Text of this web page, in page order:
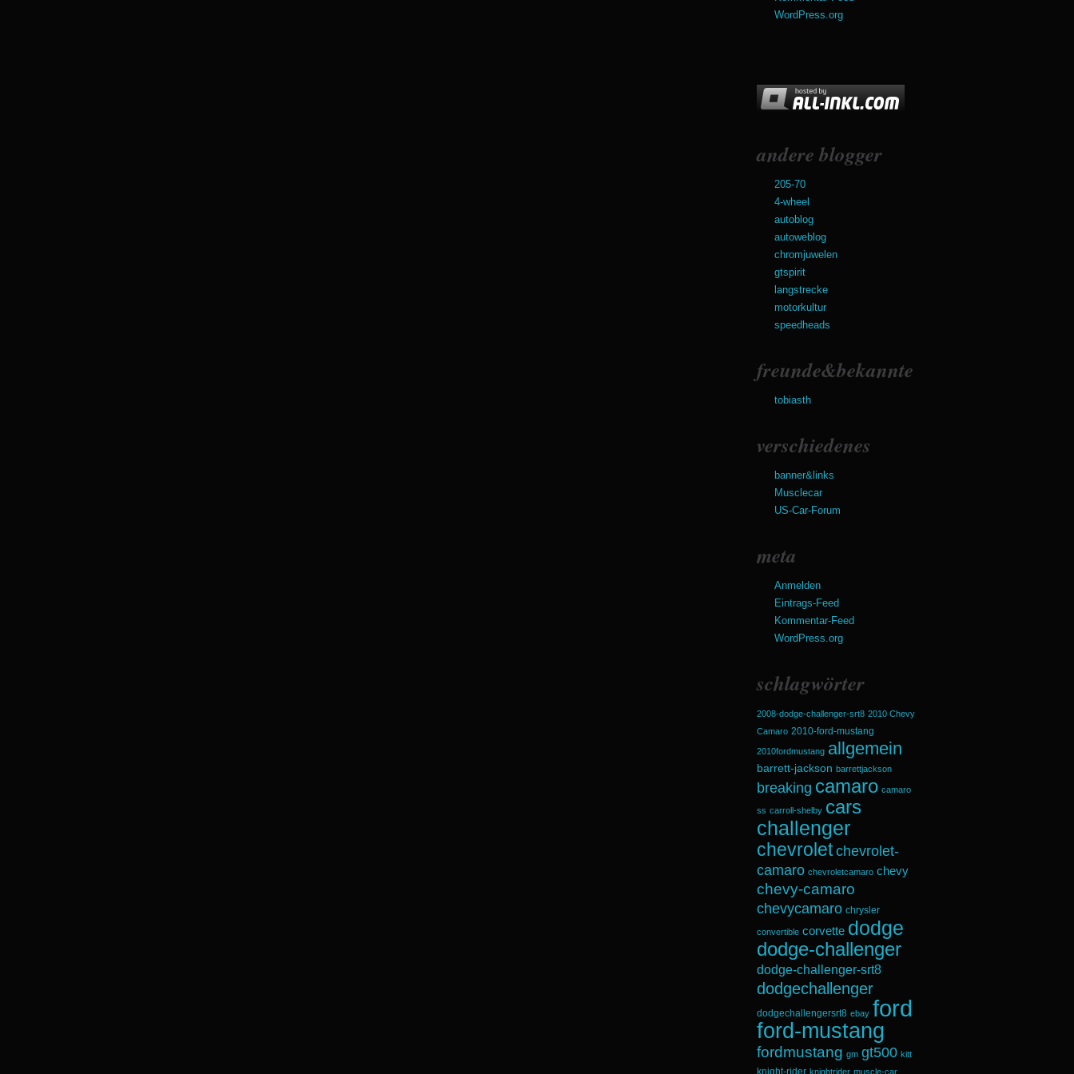
WordPress.org
andere blogger
205-70
4-wheel
autoblog
autoweblog
chromjuwelen
gtspirit
langstrecke
motorkultur
speedheads
freunde&bekannte
tobiasth
verschiedenes
banner&links
Musclecar
US-Car-Forum
meta
Anmelden
Eintrags-Feed
Kommentar-Feed
WordPress.org
schlagwörter
2008-dodge-challenger-srt8 2010 Chevy
Camaro 2010-ford-mustang
2010fordmustang allgemein
barrett-jackson barrettjackson
breaking camaro camaro
ss carroll-shelby cars
challenger
chevrolet chevrolet-
camaro chevroletcamaro chevy
chevy-camaro
chevycamaro chrysler
convertible corvette dodge
dodge-challenger
dodge-challenger-srt8
dodgechallenger
dodgechallengersrt8 ebay ford
ford-mustang
fordmustang gm gt500 kitt
knight-rider knightrider muscle-car